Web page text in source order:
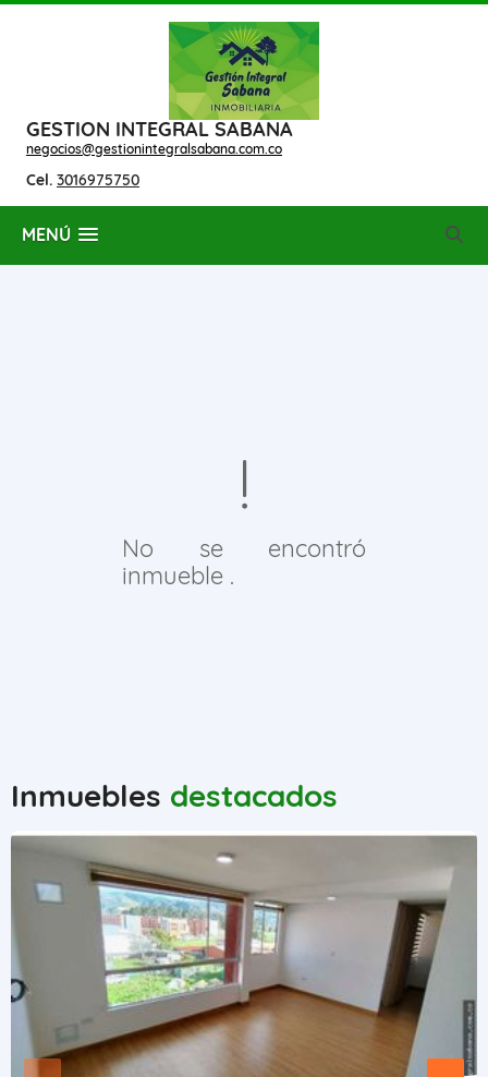
GESTION INTEGRAL SABANA
negocios@gestionintegralsabana.com.co
Cel. 3016975750
MENÚ
No se encontró
inmueble .
Inmuebles destacados